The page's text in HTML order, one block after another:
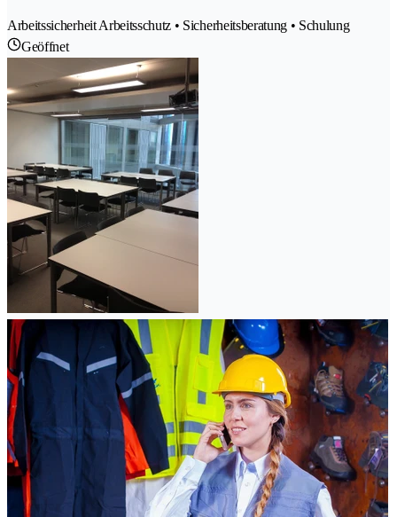
Arbeitssicherheit Arbeitsschutz • Sicherheitsberatung • Schulung
Geöffnet